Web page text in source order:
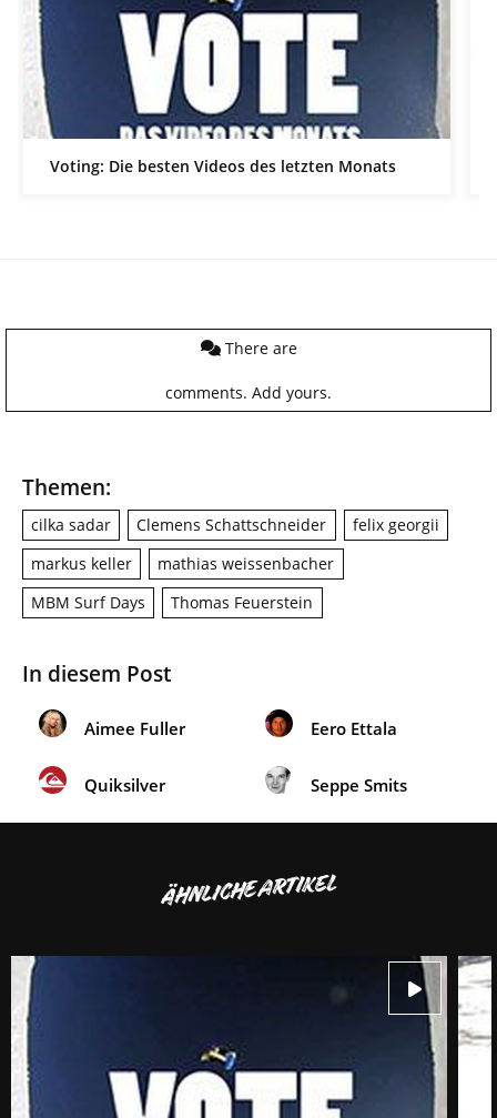
Voting: Die besten Videos des letzten Monats
There are
comments. Add yours.
Themen:
cilka sadar Clemens Schattschneider
felix georgii
markus keller
mathias weissenbacher
MBM Surf Days
Thomas Feuerstein
In diesem Post
Aimee Fuller Eero Ettala
Quiksilver Seppe Smits
ÄHNLICHE ARTIKEL